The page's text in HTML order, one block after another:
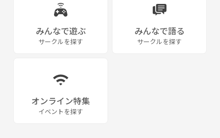
みんなで遊ぶ
サークルを探す
みんなで語る
サークルを探す
オンライン特集
イベントを探す